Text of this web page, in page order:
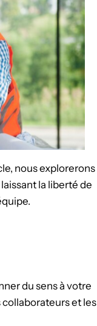
nous explorerons
la liberté de
du sens à votre
collaborateurs et les